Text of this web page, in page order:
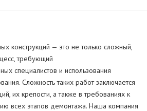
конструкций — это не только сложный,
требующий
специалистов и использования
Сложность таких работ заключается
их крепости, а также в требованиях к
всех этапов демонтажа. Наша компания